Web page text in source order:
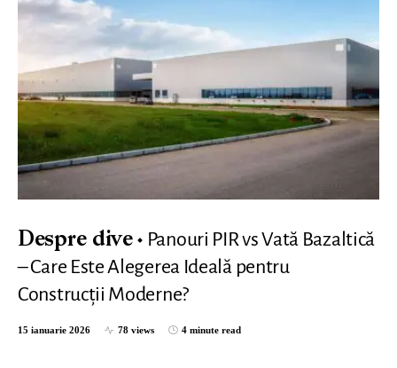
Despre dive
Panouri PIR vs Vată Bazaltică
– Care Este Alegerea Ideală pentru
Construcții Moderne?
15 ianuarie 2026 78 views 4 minute read